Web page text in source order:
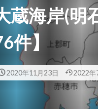
蔵海岸(明
件】
2020年11月23日 2022年